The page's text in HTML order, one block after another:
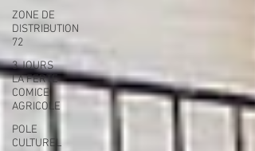
ZONE DE
DISTRIBUTION
72
3 JOURS
LA FERTE
COMICE
AGRICOLE
POLE
CULTUREL